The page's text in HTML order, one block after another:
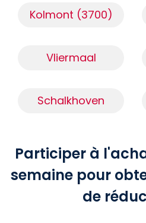
Kolmont (3700)
Vliermaal
Schalkhoven
Participer à
semaine pour
de